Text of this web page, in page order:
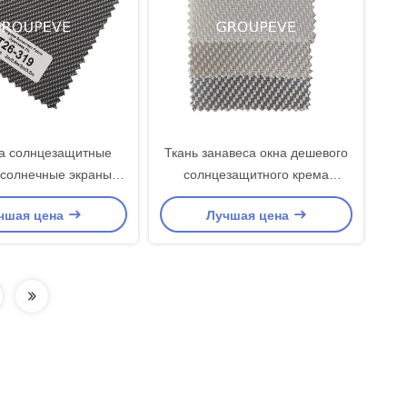
солнцезащитные
экраны
непрозрачные
для офиса окна
цена
Ткань занавеса окна дешевого
солнцезащитного крема
стеклоткани цены FB1700
слепая
Лучшая цена